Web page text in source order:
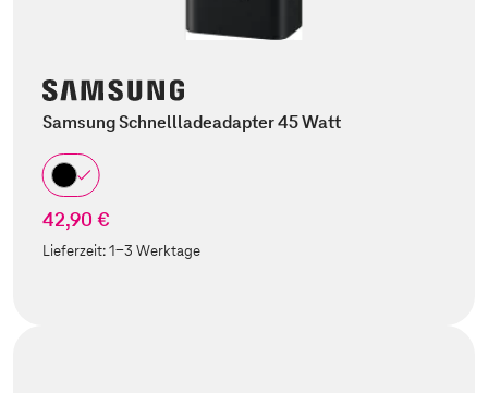
Samsung Schnellladeadapter 45 Watt
42,90 €
Lieferzeit:1-3 Werktage